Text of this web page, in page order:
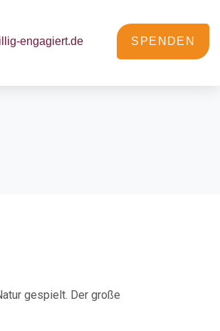
engagiert.de SPENDEN
gespielt. Der große